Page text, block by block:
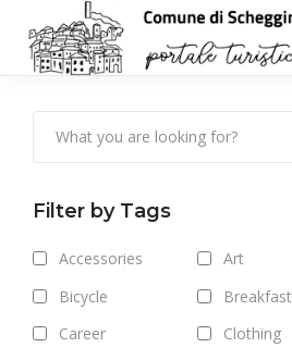
Filter by Tags
Accessories Art
Bicycle
Breakfast
Career
Clothing